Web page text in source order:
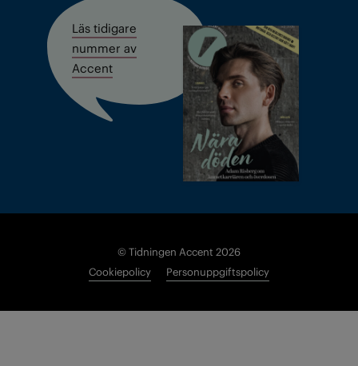
Läs tidigare
nummer av
Accent
© Tidningen Accent 2026
Cookiepolicy
Personuppgiftspolicy